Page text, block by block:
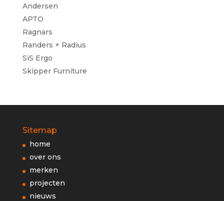
Andersen
APTO
Ragnars
Randers + Radius
SiS Ergo
Skipper Furniture
Sitemap
home
over ons
merken
projecten
nieuws